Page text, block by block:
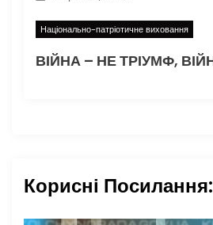
Національно-патріотичне виховання
Корисні Посилання: